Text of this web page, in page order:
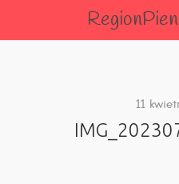
Wszystkie Obiekty
11